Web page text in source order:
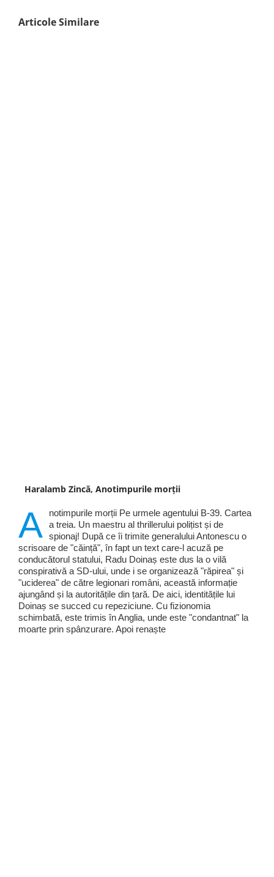
Articole Similare
Haralamb Zincă, Anotimpurile morții
A
notimpurile morții Pe urmele agentului B-39. Cartea
a treia. Un maestru al thrillerului polițist și de
spionaj! După ce îi trimite generalului Antonescu o
scrisoare de "căință", în fapt un text care-l acuză pe
conducătorul statului, Radu Doinaș este dus la o vilă
conspirativă a SD-ului, unde i se organizează "răpirea" și
"uciderea" de către legionari români, această informație
ajungând și la autoritățile din țară. De aici, identitățile lui
Doinaș se succed cu repeziciune. Cu fizionomia
schimbată, este trimis în Anglia, unde este "condantnat" la
moarte prin spânzurare. Apoi renaște